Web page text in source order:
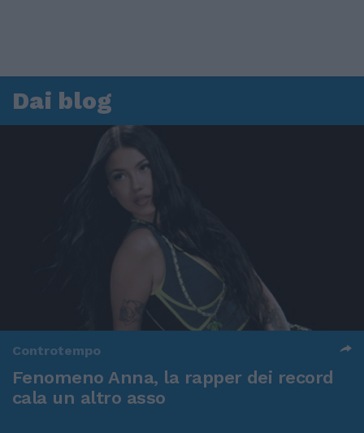
Dai blog
Controtempo
Fenomeno Anna, la rapper dei record
cala un altro asso